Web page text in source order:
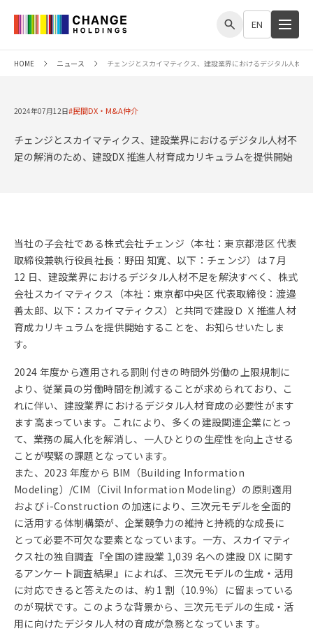
EN
HOME ニュース チェンジとスカイマティクス、建設業界におけるデジタル人材
2024年07月12日 民間DX・M&A仲介
チェンジとスカイマティクス、建設業界におけるデジタル人材不
足の解消のため、建設DX 推進人材育成カリキュラムを提供開始
当社の子会社である株式会社チェンジ（本社：東京都港区 代表
取締役兼執行役員社長：野田 知寛、以下：チェンジ）は７月
12 日、建設業界におけるデジタル人材不足を解決すべく、株式
会社スカイマティクス（本社：東京都中央区 代表取締役：渡邉
善太郎、以下：スカイマティクス）と共同で建設Ｄ Ｘ推進人材
育成カリキュラムを提供開始することを、お知らせいたしま
す。
2024 年度から適用される罰則付きの時間外労働の上限規制に
より、従業員の労働時間を削減することが求められており、こ
れに伴い、建設業界におけるデジタル人材育成の必要性がます
ます高まっています。これにより、多くの建設関連企業にとっ
て、業務の属人化を解消し、一人ひとりの生産性を向上させる
ことが喫緊の課題となっています。
また、2023 年度から BIM（Building Information
Modeling）/CIM（Civil Information Modeling）の原則適用
および i-Construction の加速により、三次元モデルを全面的
に活用する体制構築が、企業競争力の維持と持続的な成長に
とって必要不可欠な要素となっています。一方、スカイマティ
クス社の独自調査『全国の建設業 1,039 名への建設 DX に関す
るアンケート調査結果』によれば、三次元モデルの生成・活用
に対応できると答えたのは、約 1 割（10.9％）に留まっている
のが現状です。このような背景から、三次元モデルの生成・活
用に向けたデジタル人材の育成が急務となっていま す。